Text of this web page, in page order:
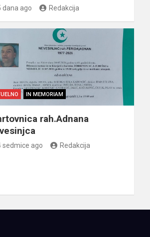
dana ago Redakcija
IN MEMORIAM
rah.Adnana
sedmice ago Redakcija